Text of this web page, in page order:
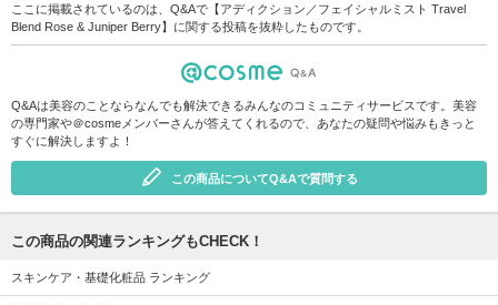
ここに掲載されているのは、Q&Aで【アディクション／フェイシャルミスト Travel
Blend Rose & Juniper Berry】に関する投稿を抜粋したものです。
Q&Aは美容のことならなんでも解決できるみんなのコミュニティサービスです。美容
の専門家や＠cosmeメンバーさんが答えてくれるので、あなたの疑問や悩みもきっと
すぐに解決しますよ！
この商品についてQ&Aで質問する
この商品の関連ランキングもCHECK！
スキンケア・基礎化粧品 ランキング